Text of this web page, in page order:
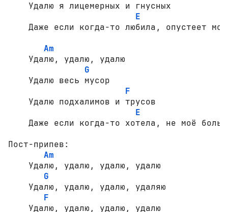
    Удалю я лицемерных и гнусных
E
Даже если когда-то любила, опустеет
Am
    Удалю, удалю, удалю
G
    Удалю весь мусор
F
    Удалю подхалимов и трусов
E
Даже если когда-то хотела, не моё
Пост-припев:
Am
    Удалю, удалю, удалю, удалю
G
    Удалю, удалю, удалю, удаляю
F
    Удалю, удалю, удалю, удалю